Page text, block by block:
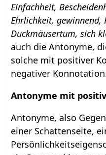
Einfachheit,
Ehrlichkeit, gewinnend,
Duckmäusertum, sich
auch die Antonyme,
solche mit positiver
negativer
Antonyme mit
Antonyme, also
einer Schattenseite,